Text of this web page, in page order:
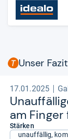
Unser Fazit
17.01.2025
am
Stärken
unauffällig,